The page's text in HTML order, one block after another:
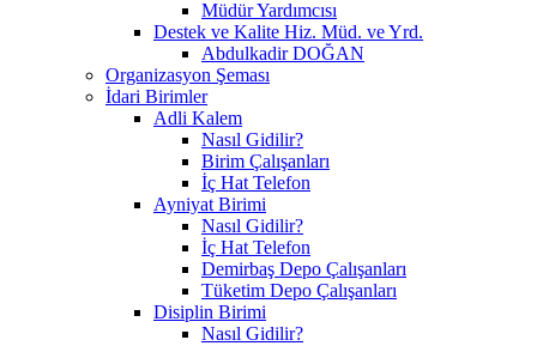
Müdür Yardımcısı
Destek ve Kalite Hiz. Müd. ve Yrd.
Abdulkadir DOĞAN
Organizasyon Şeması
İdari Birimler
Adli Kalem
Nasıl Gidilir?
Birim Çalışanları
İç Hat Telefon
Ayniyat Birimi
Nasıl Gidilir?
İç Hat Telefon
Demirbaş Depo Çalışanları
Tüketim Depo Çalışanları
Disiplin Birimi
Nasıl Gidilir?